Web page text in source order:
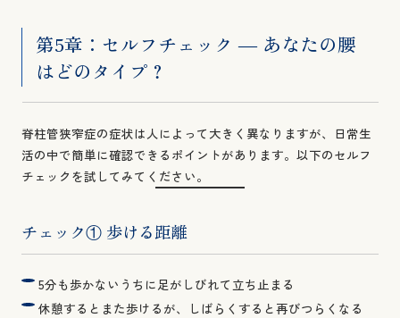
第5章：セルフチェック ― あなたの腰
はどのタイプ？
脊柱管狭窄症の症状は人によって大きく異なりますが、日常生
活の中で簡単に確認できるポイントがあります。以下のセルフ
チェックを試してみてください。
チェック① 歩ける距離
5分も歩かないうちに足がしびれて立ち止まる
休憩するとまた歩けるが、しばらくすると再びつらくなる